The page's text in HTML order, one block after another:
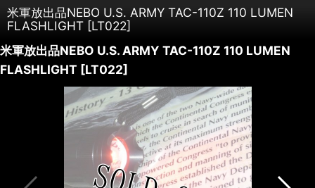
米軍放出品NEBO U.S. ARMY TAC-110Z 110 LUMEN
FLASHLIGHT [LT022]
米軍放出品NEBO U.S. ARMY TAC-110Z 110 LUMEN
FLASHLIGHT [LT022]